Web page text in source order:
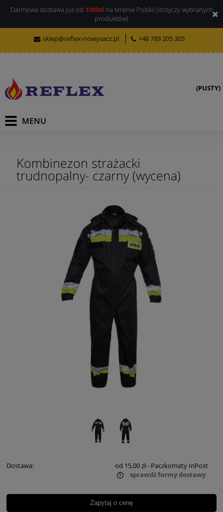
Darmowa dostawa już od 1000złna terenie Polski! (dotyczy wybranych
produktów)
sklep@reflex-nowysacz.pl +48 789 205 305
(PUSTY)
Kombinezon strażacki
trudnopalny- czarny (wycena)
Dostawa: od 15,00 zł- Paczkomaty InPost
sprawdź formy dostawy
Zapytaj o cenę